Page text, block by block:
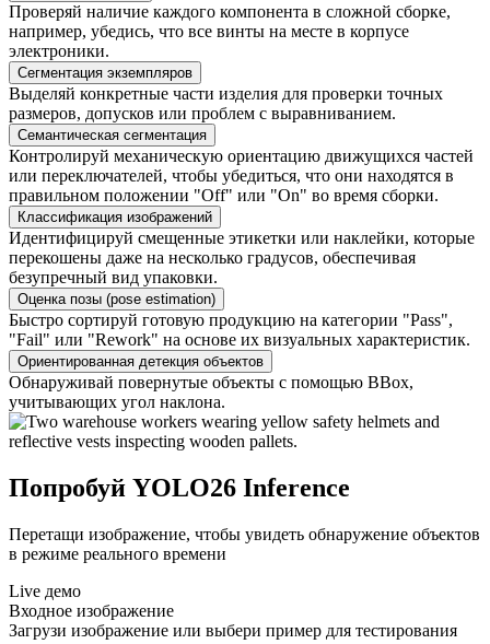
Проверяй наличие каждого компонента в сложной сборке,
например, убедись, что все винты на месте в корпусе
электроники.
Сегментация экземпляров
Выделяй конкретные части изделия для проверки точных
размеров, допусков или проблем с выравниванием.
Семантическая сегментация
Контролируй механическую ориентацию движущихся частей
или переключателей, чтобы убедиться, что они находятся в
правильном положении "Off" или "On" во время сборки.
Классификация изображений
Идентифицируй смещенные этикетки или наклейки, которые
перекошены даже на несколько градусов, обеспечивая
безупречный вид упаковки.
Оценка позы (pose estimation)
Быстро сортируй готовую продукцию на категории "Pass",
"Fail" или "Rework" на основе их визуальных характеристик.
Ориентированная детекция объектов
Обнаруживай повернутые объекты с помощью BBox,
учитывающих угол наклона.
Попробуй YOLO26 Inference
Перетащи изображение, чтобы увидеть обнаружение объектов
в режиме реального времени
Live демо
Входное изображение
Загрузи изображение или выбери пример для тестирования